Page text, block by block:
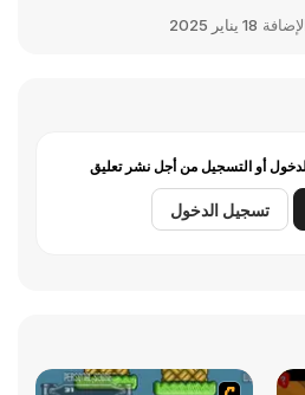
18 يناير 2025
أو التسجيل من أجل نشر تعليق
تسجيل الدخول